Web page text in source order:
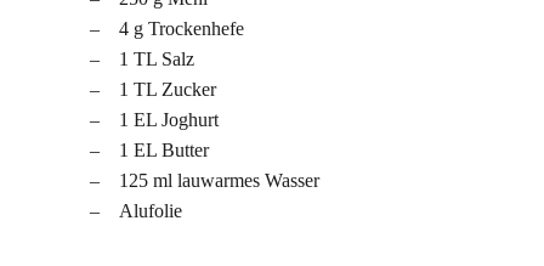
4 g Trockenhefe
1 TL Salz
1 TL Zucker
1 EL Joghurt
1 EL Butter
125 ml lauwarmes Wasser
Alufolie